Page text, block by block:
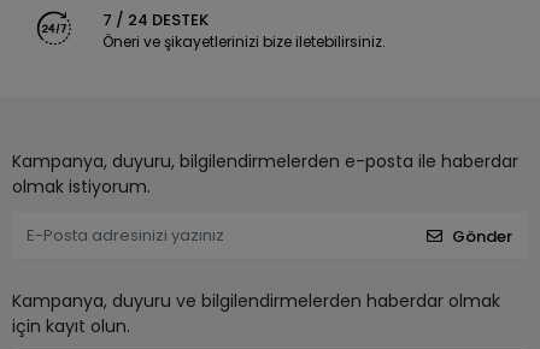
7 / 24 DESTEK
Öneri ve şikayetlerinizi bize iletebilirsiniz.
Kampanya, duyuru, bilgilendirmelerden e-posta ile haberdar
olmak istiyorum.
Gönder
Kampanya, duyuru ve bilgilendirmelerden haberdar olmak
için kayıt olun.